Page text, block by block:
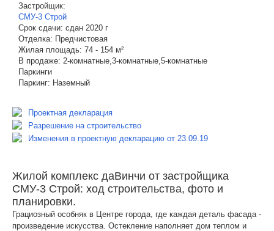
Застройщик:
СМУ-3 Строй
Срок сдачи: сдан 2020 г
Отделка: Предчистовая
Жилая площадь: 74 - 154 м²
В продаже: 2-комнатные,3-комнатные,5-комнатные
Паркинги
Паркинг: Наземный
Проектная декларация
Разрешение на строительство
Изменения в проектную декларацию от 23.09.19
Жилой комплекс даВинчи от застройщика
СМУ-3 Строй: ход строительства, фото и
планировки.
Грациозный особняк в Центре города, где каждая деталь фасада -
произведение искусства. Остекление наполняет дом теплом и